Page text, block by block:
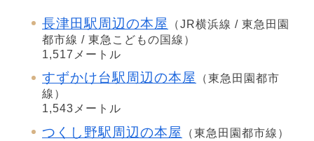
長津田駅周辺の本屋
（JR横浜線 / 東急田園
都市線 / 東急こどもの国線）
1,517メートル
すずかけ台駅周辺の本屋
（東急田園都市
線）
1,543メートル
つくし野駅周辺の本屋
（東急田園都市線）